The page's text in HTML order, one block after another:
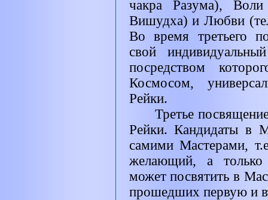
чакра Разума),
Вишудха) и Любви
Во время третьего
свой
посредством
Космосом,
Рейки.
Третье
Рейки. Кандидаты в
самими Мастерами,
желающий, а только
может посвятить в
прошедших первую и